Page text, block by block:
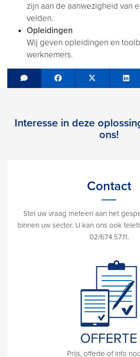
zijn aan de aanwezigheid van
velden.
Opleidingen
Wij geven opleidingen en
werknemers.
Share on Facebook
Tweet
Interesse in deze
ons!
Contact
Stel uw vraag meteen aan het
binnen uw sector. U kan ons ook
02/674.57.11.
Prijs, offerte of info